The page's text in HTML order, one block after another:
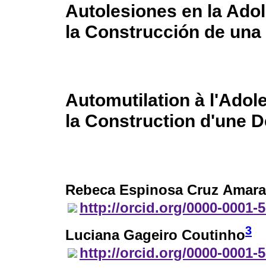
Autolesiones en la
la Construcción de una
Automutilation à
la Construction d'une
Rebeca Espinosa Cruz
http://orcid.org/0000-0001-
Luciana Gageiro Coutinho3
http://orcid.org/0000-0001-